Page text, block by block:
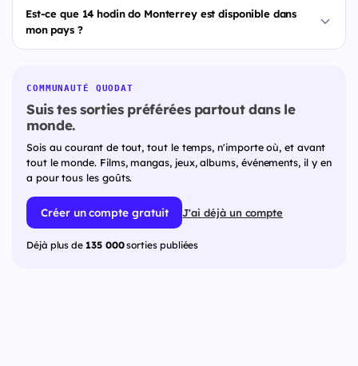
Est-ce que 14 hodin do Monterrey est disponible dans
mon pays ?
COMMUNAUTÉ QUODAT
Suis tes sorties préférées partout dans le
monde.
Sois au courant de tout, tout le temps, n'importe où, et avant
tout le monde. Films, mangas, jeux, albums, événements, il y en
a pour tous les goûts.
Créer un compte gratuit J'ai déjà un compte
Déjà plus de 135 000sorties publiées